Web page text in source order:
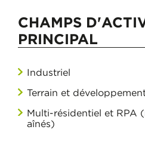
CHAMPS
PRINCIPAL
Industriel
Terrain et
Multi-résidentiel et RPA
aînés)